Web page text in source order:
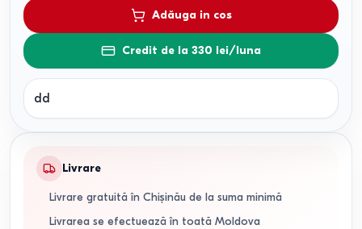
Adăuga in cos
Credit de la 330 lei/luna
dd
Livrare
Livrare gratuită în Chișinău de la suma minimă
Livrarea se efectuează în toată Moldova